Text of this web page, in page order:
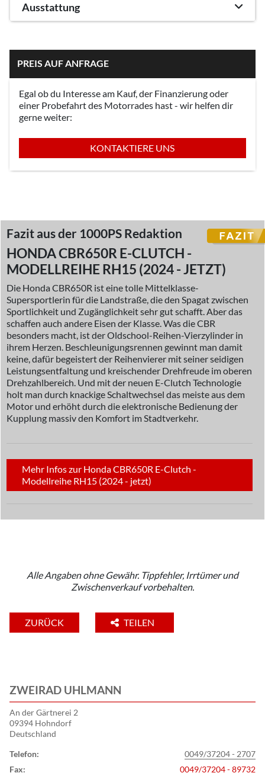
Ausstattung
PREIS AUF ANFRAGE
Egal ob du Interesse am Kauf, der Finanzierung oder
einer Probefahrt des Motorrades hast - wir helfen dir
gerne weiter:
KONTAKTIERE UNS
Fazit aus der 1000PS Redaktion
HONDA CBR650R E-CLUTCH -
MODELLREIHE RH15 (2024 - JETZT)
Die Honda CBR650R ist eine tolle Mittelklasse-
Supersportlerin für die Landstraße, die den Spagat zwischen
Sportlichkeit und Zugänglichkeit sehr gut schafft. Aber das
schaffen auch andere Eisen der Klasse. Was die CBR
besonders macht, ist der Oldschool-Reihen-Vierzylinder in
ihrem Herzen. Beschleunigungsrennen gewinnt man damit
keine, dafür begeistert der Reihenvierer mit seiner seidigen
Leistungsentfaltung und kreischender Drehfreude im oberen
Drehzahlbereich. Und mit der neuen E-Clutch Technologie
holt man durch knackige Schaltwechsel das meiste aus dem
Motor und erhöht durch die elektronische Bedienung der
Kupplung massiv den Komfort im Stadtverkehr.
Mehr Infos zur Honda CBR650R E-Clutch -
Modellreihe RH15 (2024 - jetzt)
Alle Angaben ohne Gewähr. Tippfehler, Irrtümer und
Zwischenverkauf vorbehalten.
ZURÜCK TEILEN
ZWEIRAD UHLMANN
An der Gärtnerei 2
09394 Hohndorf
Deutschland
Telefon:
0049/37204 - 2707
Fax:
0049/37204 - 89732